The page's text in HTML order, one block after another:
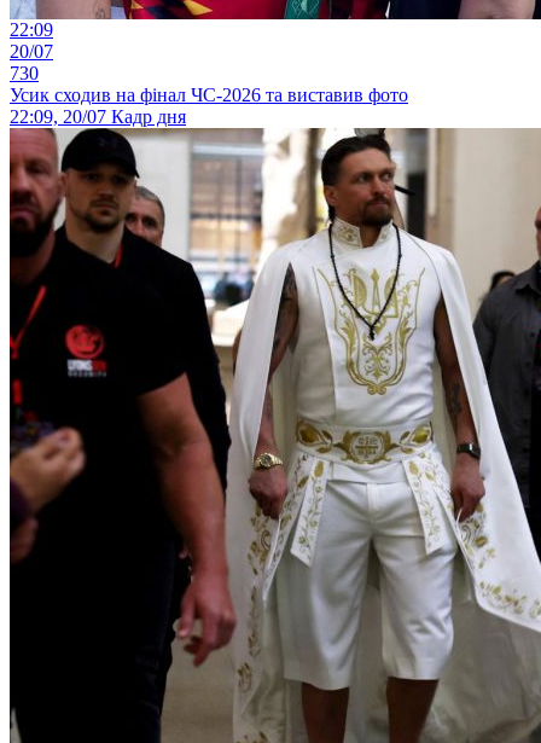
22:09
20/07
730
Усик сходив на фінал ЧС-2026 та виставив фото
22:09, 20/07 Кадр дня